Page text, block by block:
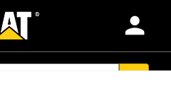
person